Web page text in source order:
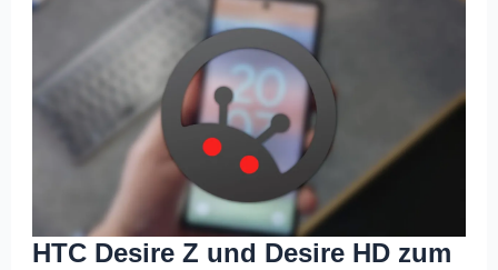
HTC Desire Z und Desire HD zum